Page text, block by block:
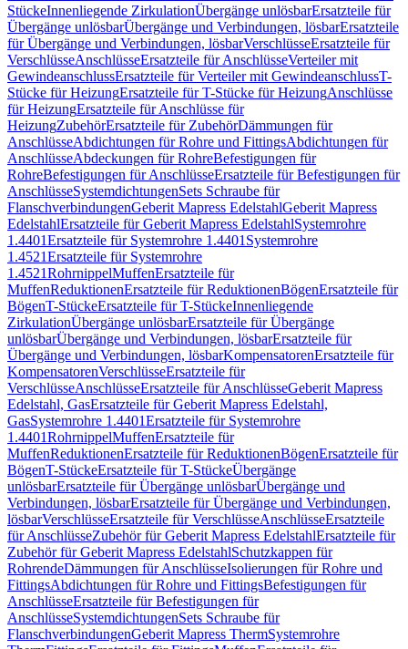
StückeInnenliegende ZirkulationÜbergänge unlösbarErsatzteile für
Übergänge unlösbarÜbergänge und Verbindungen, lösbarErsatzteile
für Übergänge und Verbindungen, lösbarVerschlüsseErsatzteile für
VerschlüsseAnschlüsseErsatzteile für AnschlüsseVerteiler mit
GewindeanschlussErsatzteile für Verteiler mit GewindeanschlussT-
Stücke für HeizungErsatzteile für T-Stücke für HeizungAnschlüsse
für HeizungErsatzteile für Anschlüsse für
HeizungZubehörErsatzteile für ZubehörDämmungen für
AnschlüsseAbdichtungen für Rohre und FittingsAbdichtungen für
AnschlüsseAbdeckungen für RohreBefestigungen für
RohreBefestigungen für AnschlüsseErsatzteile für Befestigungen für
AnschlüsseSystemdichtungenSets Schraube für
FlanschverbindungenGeberit Mapress EdelstahlGeberit Mapress
EdelstahlErsatzteile für Geberit Mapress EdelstahlSystemrohre
1.4401Ersatzteile für Systemrohre 1.4401 Systemrohre
1.4521Ersatzteile für Systemrohre
1.4521RohrnippelMuffenErsatzteile für
MuffenReduktionenErsatzteile für ReduktionenBögenErsatzteile für
BögenT-StückeErsatzteile für T-StückeInnenliegende
ZirkulationÜbergänge unlösbarErsatzteile für Übergänge
unlösbarÜbergänge und Verbindungen, lösbarErsatzteile für
Übergänge und Verbindungen, lösbarKompensatorenErsatzteile für
KompensatorenVerschlüsseErsatzteile für
VerschlüsseAnschlüsseErsatzteile für AnschlüsseGeberit Mapress
Edelstahl, GasErsatzteile für Geberit Mapress Edelstahl,
GasSystemrohre 1.4401Ersatzteile für Systemrohre
1.4401RohrnippelMuffenErsatzteile für
MuffenReduktionenErsatzteile für ReduktionenBögenErsatzteile für
BögenT-StückeErsatzteile für T-StückeÜbergänge
unlösbarErsatzteile für Übergänge unlösbarÜbergänge und
Verbindungen, lösbarErsatzteile für Übergänge und Verbindungen,
lösbarVerschlüsseErsatzteile für VerschlüsseAnschlüsseErsatzteile
für AnschlüsseZubehör für Geberit Mapress EdelstahlErsatzteile für
Zubehör für Geberit Mapress EdelstahlSchutzkappen für
RohrendeDämmungen für AnschlüsseIsolierungen für Rohre und
FittingsAbdichtungen für Rohre und FittingsBefestigungen für
AnschlüsseErsatzteile für Befestigungen für
AnschlüsseSystemdichtungenSets Schraube für
FlanschverbindungenGeberit Mapress ThermSystemrohre